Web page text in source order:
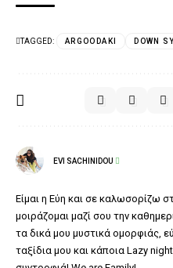
TAGGED: ARGOODAKI DOWN
EVI SACHINIDOU
Είμαι η Εύη και σε καλωσορίζω
μοιράζομαι μαζί σου την
τα δικά μου μυστικά ομορφιάς,
ταξίδια μου και κάποια Lazy